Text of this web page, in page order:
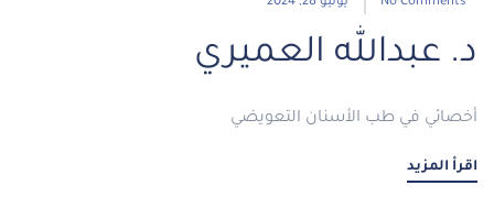
د. عبدالله العميري
أخصائي في طب الأسنان التعويضي
اقرأ المزيد